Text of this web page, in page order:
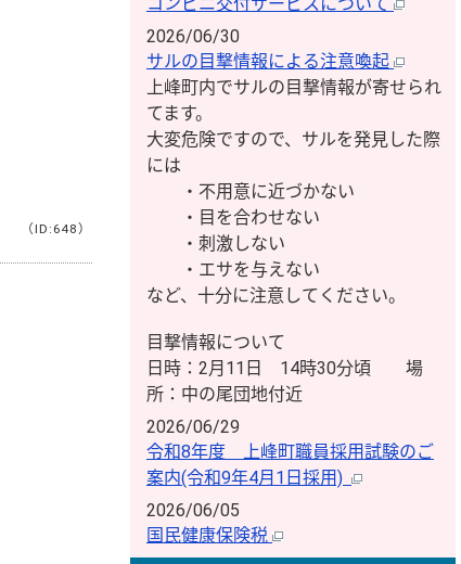
（ID:648）
2026/06/30
サルの目撃情報による注意喚起
上峰町内でサルの目撃情報が寄せられ
てます。
大変危険ですので、サルを発見した際
には
・不用意に近づかない
・目を合わせない
・刺激しない
・エサを与えない
など、十分に注意してください。
目撃情報について
日時：2月11日 14時30分頃 場
所：中の尾団地付近
2026/06/29
令和8年度 上峰町職員採用試験のご
案内(令和9年4月1日採用)
2026/06/05
国民健康保険税